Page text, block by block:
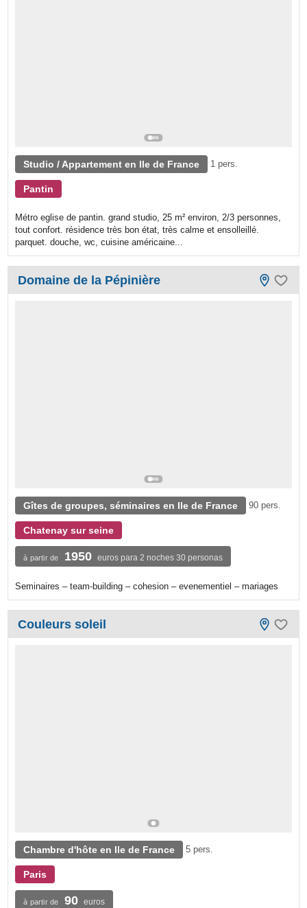
Studio / Appartement en Ile de France 1 pers.
Pantin
Métro eglise de pantin. grand studio, 25 m² environ, 2/3 personnes,
tout confort. résidence très bon état, très calme et ensolleillé.
parquet. douche, wc, cuisine américaine...
Domaine de la Pépinière
Gîtes de groupes, séminaires en Ile de France 90 pers.
Chatenay sur seine
à partir de 1950 euros para 2 noches 30 personas
Seminaires – team-building – cohesion – evenementiel – mariages
Couleurs soleil
Chambre d'hôte en Ile de France 5 pers.
Paris
à partir de 90 euros